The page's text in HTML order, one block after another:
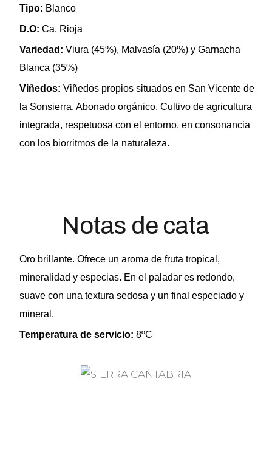
Tipo: Blanco
D.O:Ca. Rioja
Variedad:Viura (45%), Malvasía (20%) y Garnacha
Blanca (35%)
Viñedos:Viñedos propios situados en San Vicente de
la Sonsierra. Abonado orgánico. Cultivo de agricultura
integrada, respetuosa con el entorno, en consonancia
con los biorritmos de la naturaleza.
Notas de cata
Oro brillante. Ofrece un aroma de fruta tropical,
mineralidad y especias. En el paladar es redondo,
suave con una textura sedosa y un final especiado y
mineral.
Temperatura de servicio:8ºC